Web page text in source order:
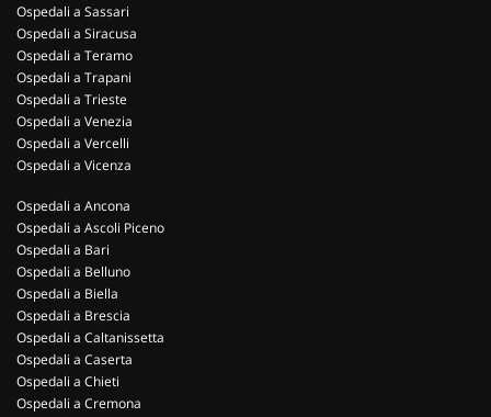
Ospedali a Sassari
Ospedali a Siracusa
Ospedali a Teramo
Ospedali a Trapani
Ospedali a Trieste
Ospedali a Venezia
Ospedali a Vercelli
Ospedali a Vicenza
Ospedali a Ancona
Ospedali a Ascoli Piceno
Ospedali a Bari
Ospedali a Belluno
Ospedali a Biella
Ospedali a Brescia
Ospedali a Caltanissetta
Ospedali a Caserta
Ospedali a Chieti
Ospedali a Cremona